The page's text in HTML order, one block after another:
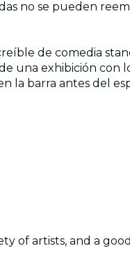
no se pueden
de comedia
una exhibición
la barra antes del
of artists, and a